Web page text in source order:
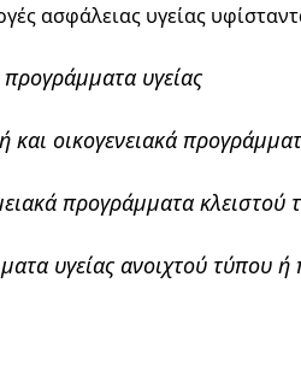
ασφάλειας υγείας
υγείας
και οικογενειακά
προγράμματα κλειστού
υγείας ανοιχτού τύπου